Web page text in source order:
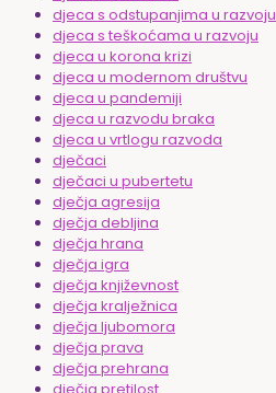
djeca s odstupanjima u razvoju
djeca s teškoćama u razvoju
djeca u korona krizi
djeca u modernom društvu
djeca u pandemiji
djeca u razvodu braka
djeca u vrtlogu razvoda
dječaci
dječaci u pubertetu
dječja agresija
dječja debljina
dječja hrana
dječja igra
dječja književnost
dječja kralježnica
dječja ljubomora
dječja prava
dječja prehrana